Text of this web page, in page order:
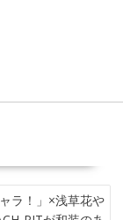
ラ！」×浅草花や